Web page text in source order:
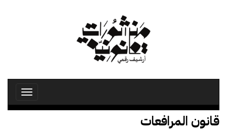
Toggle
قانون المرافعات